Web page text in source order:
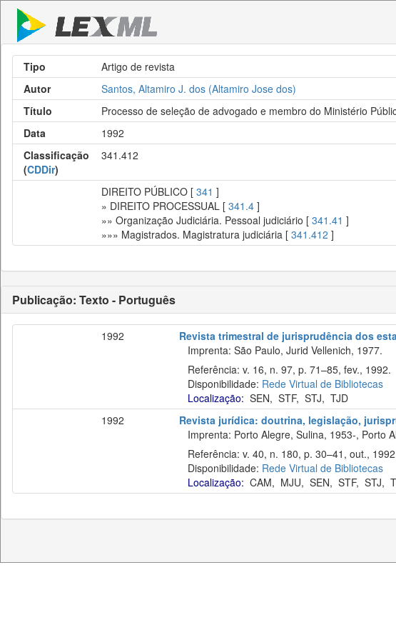
Tipo
Artigo de revista
Autor
Santos, Altamiro J. dos (Altamiro Jose dos)
Título
Processo de seleção de advogado e membro do Ministério
Data
1992
Classificação
(CDDir)
341.412
DIREITO PÚBLICO [ 341 ]
» DIREITO PROCESSUAL [ 341.4 ]
»» Organização Judiciária. Pessoal judiciário [ 341.41 ]
»»» Magistrados. Magistratura judiciária [ 341.412 ]
Publicação: Texto - Português
1992
Revista trimestral de jurisprudência dos
Imprenta: São Paulo, Jurid Vellenich, 1977.
Referência: v. 16, n. 97, p. 71–85, fev., 1992.
Disponibilidade: Rede Virtual de Bibliotecas
Localização: SEN, STF, STJ, TJD
1992
Revista jurídica: doutrina, legislação,
Imprenta: Porto Alegre, Sulina, 1953-, Porto
Referência: v. 40, n. 180, p. 30–41, out.,
Disponibilidade: Rede Virtual de Bibliotecas
Localização: CAM, MJU, SEN, STF, STJ,